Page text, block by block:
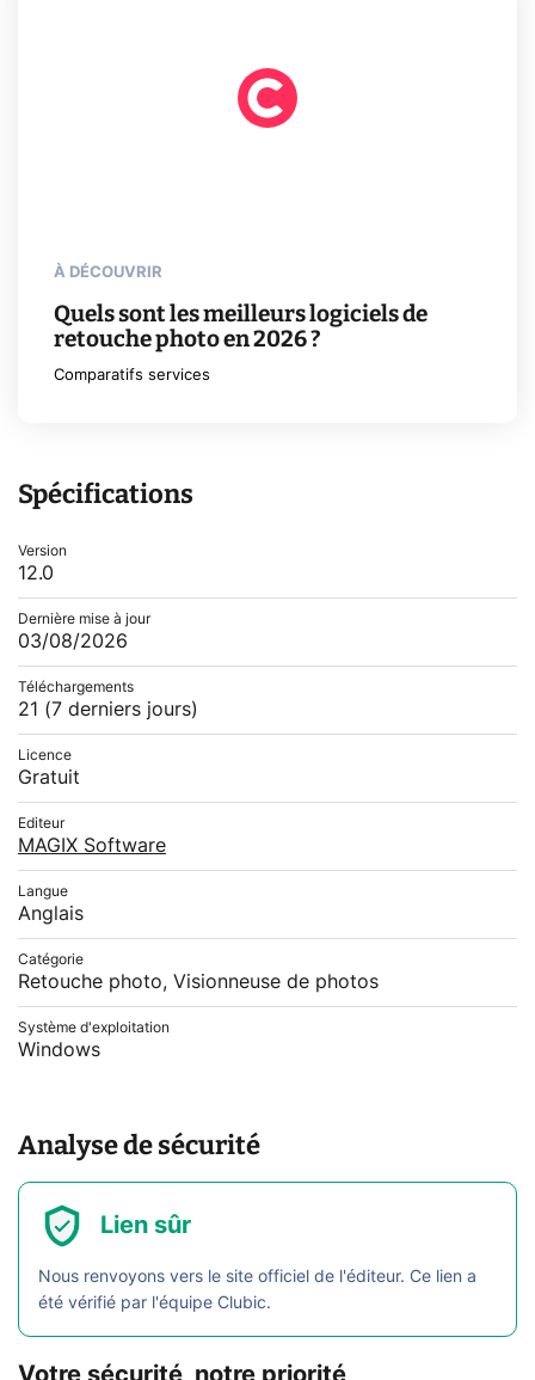
À DÉCOUVRIR
Quels sont les meilleurs logiciels de
retouche photo en 2026 ?
Comparatifs services
Spécifications
Version
12.0
Dernière mise à jour
03/08/2026
Téléchargements
21 (7 derniers jours)
Licence
Gratuit
Editeur
MAGIX Software
Langue
Anglais
Catégorie
Retouche photo, Visionneuse de photos
Système d'exploitation
Windows
Analyse de sécurité
Lien sûr
Nous renvoyons vers le site officiel de l'éditeur. Ce lien a
été vérifié par l'équipe Clubic.
Votre sécurité, notre priorité